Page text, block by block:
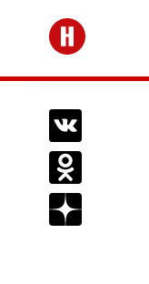
Перейти на
Поделиться
Поделиться в
Подписаться